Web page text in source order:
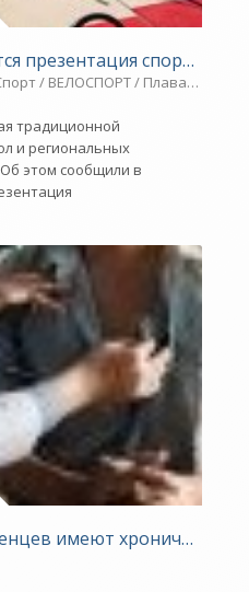
презентация
/ ВЕЛОСПОРТ / Плавание /
традиционной
и региональных
этом сообщили в
имеют хронические